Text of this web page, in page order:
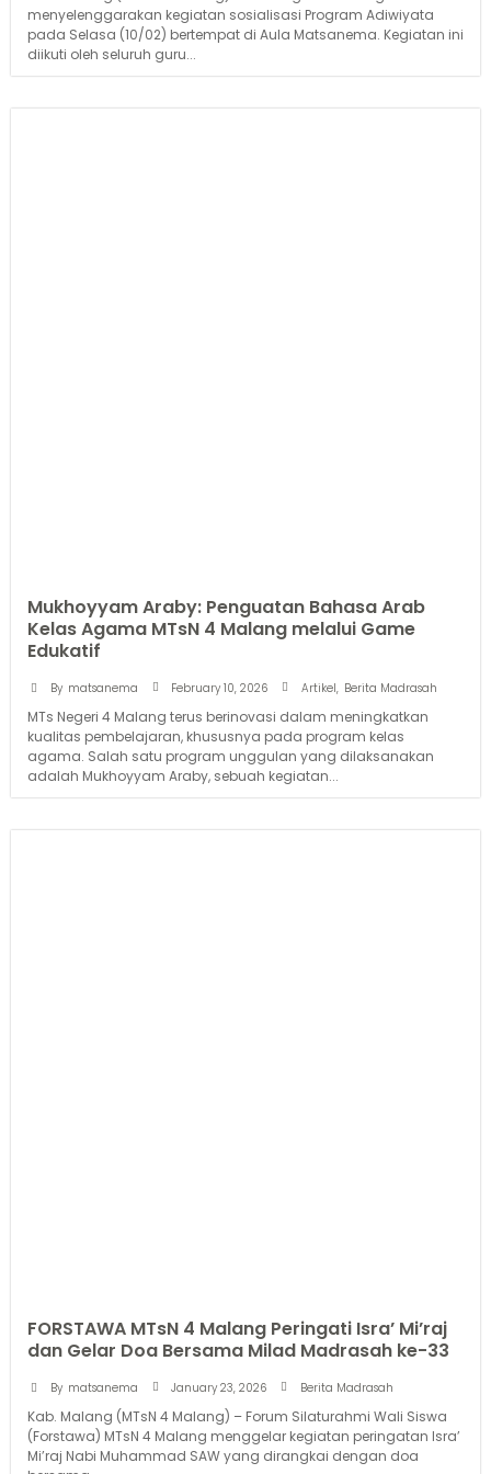
menyelenggarakan kegiatan sosialisasi Program Adiwiyata
pada Selasa (10/02) bertempat di Aula Matsanema. Kegiatan ini
diikuti oleh seluruh guru...
Mukhoyyam Araby: Penguatan Bahasa Arab
Kelas Agama MTsN 4 Malang melalui Game
Edukatif
By matsanema February 10, 2026 Artikel, Berita Madrasah
MTs Negeri 4 Malang terus berinovasi dalam meningkatkan
kualitas pembelajaran, khususnya pada program kelas
agama. Salah satu program unggulan yang dilaksanakan
adalah Mukhoyyam Araby, sebuah kegiatan...
FORSTAWA MTsN 4 Malang Peringati Isra’ Mi’raj
dan Gelar Doa Bersama Milad Madrasah ke-33
By matsanema January 23, 2026 Berita Madrasah
Kab. Malang (MTsN 4 Malang) – Forum Silaturahmi Wali Siswa
(Forstawa) MTsN 4 Malang menggelar kegiatan peringatan Isra’
Mi’raj Nabi Muhammad SAW yang dirangkai dengan doa